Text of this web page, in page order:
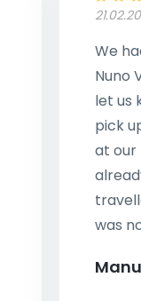
We
Nuno
let us
pick
at our
was